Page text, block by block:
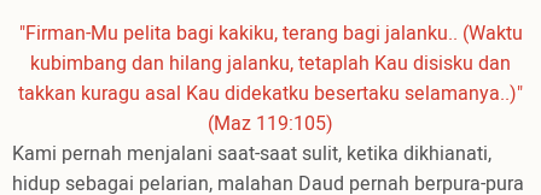
"Firman-Mu pelita bagi kakiku, terang bagi jalanku.. (Waktu
kubimbang dan hilang jalanku, tetaplah Kau disisku dan
takkan kuragu asal Kau didekatku besertaku selamanya..)"
(Maz 119:105)
Kami pernah menjalani saat-saat sulit, ketika dikhianati,
hidup sebagai pelarian, malahan Daud pernah berpura-pura